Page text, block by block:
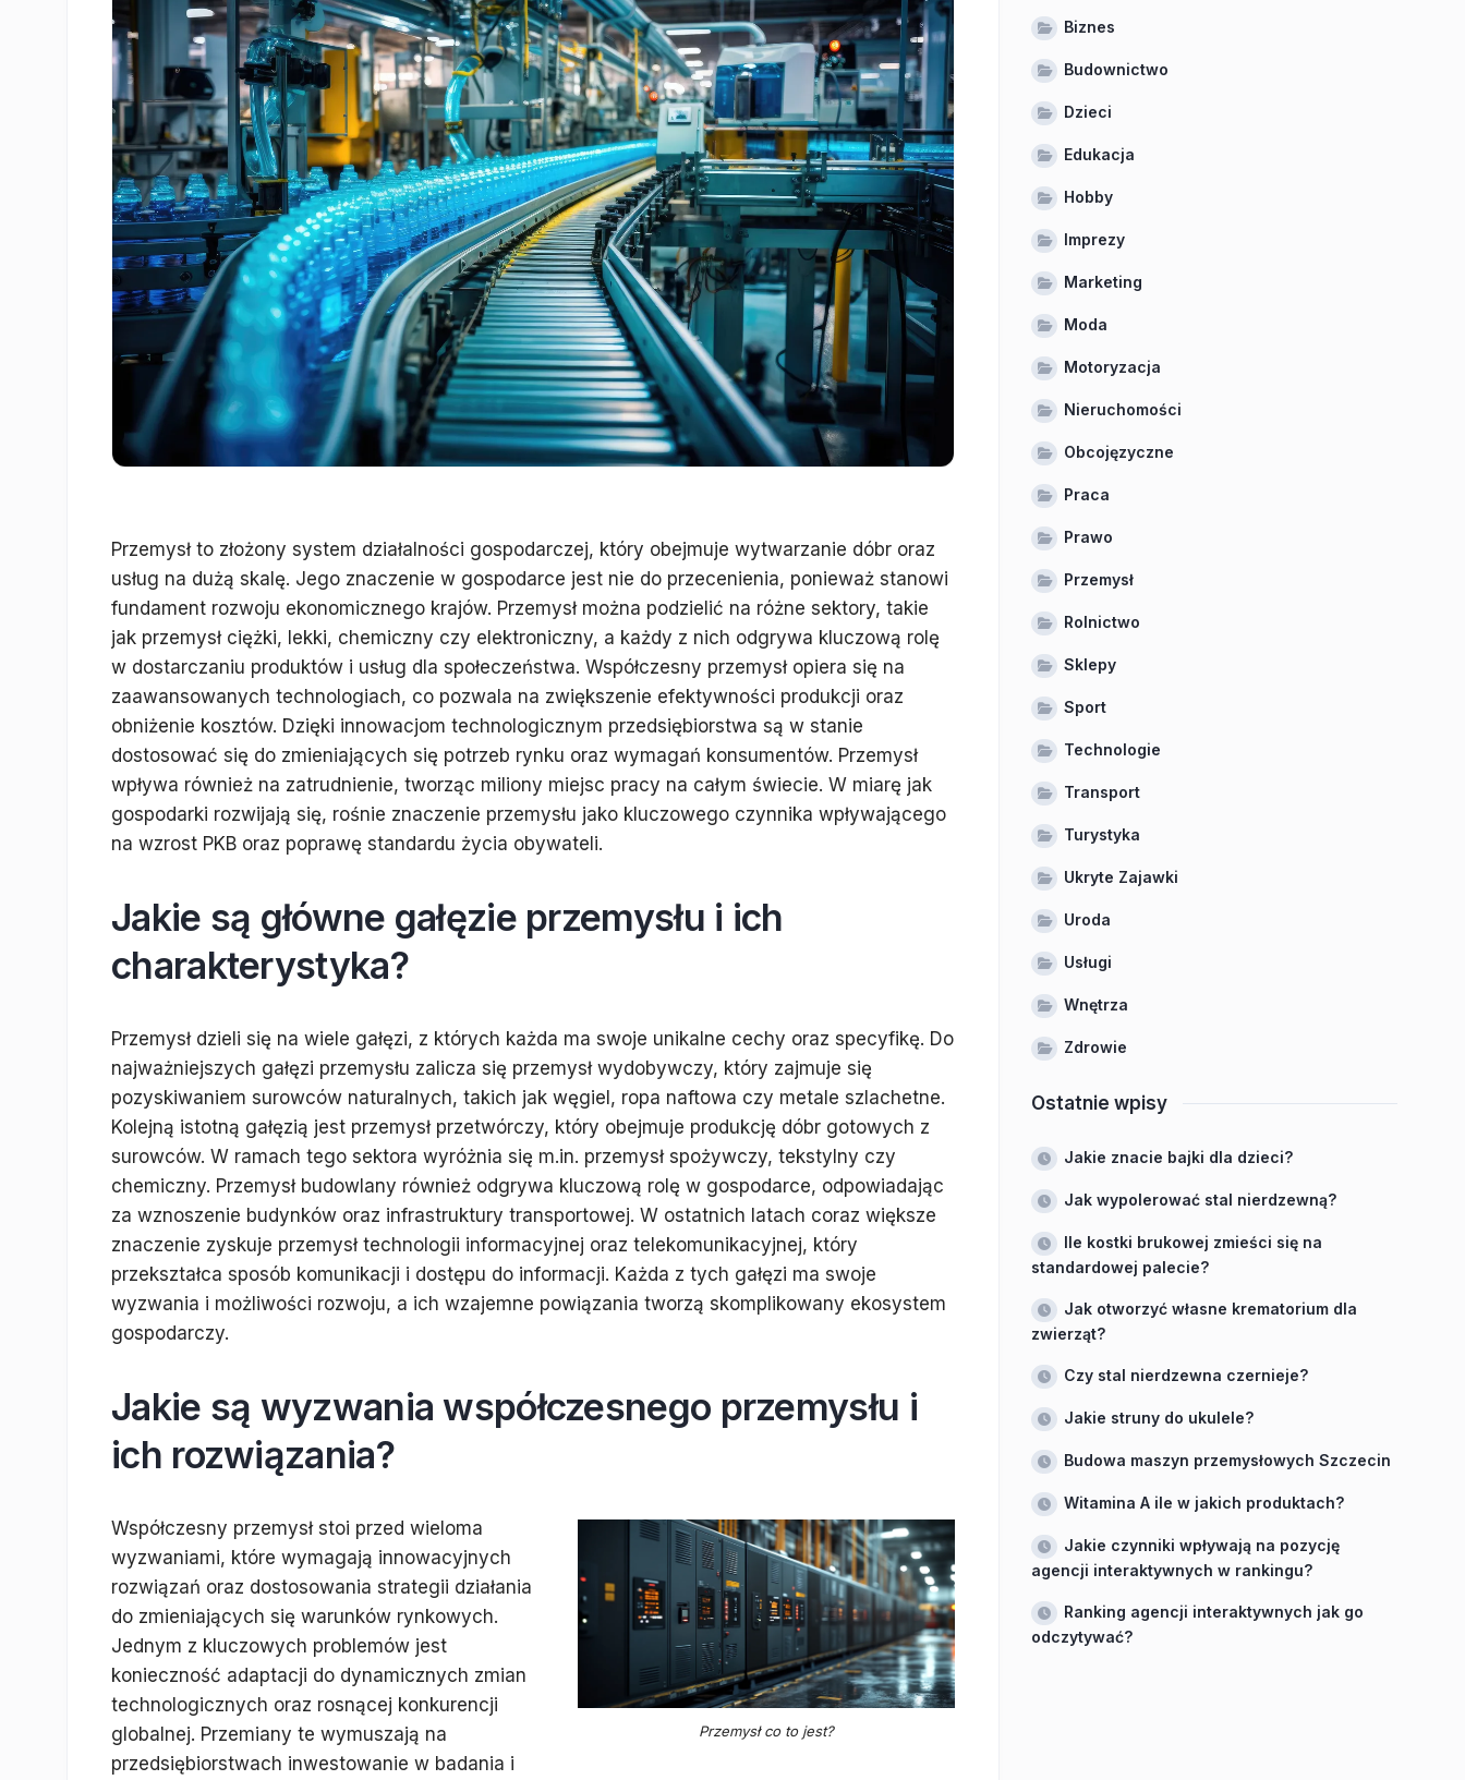
Przemysł to złożony system działalności gospodarczej, który obejmuje wytwarzanie dóbr oraz
usług na dużą skalę. Jego znaczenie w gospodarce jest nie do przecenienia, ponieważ stanowi
fundament rozwoju ekonomicznego krajów. Przemysł można podzielić na różne sektory, takie
jak przemysł ciężki, lekki, chemiczny czy elektroniczny, a każdy z nich odgrywa kluczową rolę
w dostarczaniu produktów i usług dla społeczeństwa. Współczesny przemysł opiera się na
zaawansowanych technologiach, co pozwala na zwiększenie efektywności produkcji oraz
obniżenie kosztów. Dzięki innowacjom technologicznym przedsiębiorstwa są w stanie
dostosować się do zmieniających się potrzeb rynku oraz wymagań konsumentów. Przemysł
wpływa również na zatrudnienie, tworząc miliony miejsc pracy na całym świecie. W miarę jak
gospodarki rozwijają się, rośnie znaczenie przemysłu jako kluczowego czynnika wpływającego
na wzrost PKB oraz poprawę standardu życia obywateli.
Jakie są główne gałęzie przemysłu i ich
charakterystyka?
Przemysł dzieli się na wiele gałęzi, z których każda ma swoje unikalne cechy oraz specyfikę. Do
najważniejszych gałęzi przemysłu zalicza się przemysł wydobywczy, który zajmuje się
pozyskiwaniem surowców naturalnych, takich jak węgiel, ropa naftowa czy metale szlachetne.
Kolejną istotną gałęzią jest przemysł przetwórczy, który obejmuje produkcję dóbr gotowych z
surowców. W ramach tego sektora wyróżnia się m.in. przemysł spożywczy, tekstylny czy
chemiczny. Przemysł budowlany również odgrywa kluczową rolę w gospodarce, odpowiadając
za wznoszenie budynków oraz infrastruktury transportowej. W ostatnich latach coraz większe
znaczenie zyskuje przemysł technologii informacyjnej oraz telekomunikacyjnej, który
przekształca sposób komunikacji i dostępu do informacji. Każda z tych gałęzi ma swoje
wyzwania i możliwości rozwoju, a ich wzajemne powiązania tworzą skomplikowany ekosystem
gospodarczy.
Jakie są wyzwania współczesnego przemysłu i
ich rozwiązania?
Przemysł co to jest?
Współczesny przemysł stoi przed wieloma
wyzwaniami, które wymagają innowacyjnych
rozwiązań oraz dostosowania strategii działania
do zmieniających się warunków rynkowych.
Jednym z kluczowych problemów jest
konieczność adaptacji do dynamicznych zmian
technologicznych oraz rosnącej konkurencji
globalnej. Przemiany te wymuszają na
przedsiębiorstwach inwestowanie w badania i
Biznes
Budownictwo
Dzieci
Edukacja
Hobby
Imprezy
Marketing
Moda
Motoryzacja
Nieruchomości
Obcojęzyczne
Praca
Prawo
Przemysł
Rolnictwo
Sklepy
Sport
Technologie
Transport
Turystyka
Ukryte Zajawki
Uroda
Usługi
Wnętrza
Zdrowie
Ostatnie wpisy
Jakie znacie bajki dla dzieci?
Jak wypolerować stal nierdzewną?
Ile kostki brukowej zmieści się na
standardowej palecie?
Jak otworzyć własne krematorium dla
zwierząt?
Czy stal nierdzewna czernieje?
Jakie struny do ukulele?
Budowa maszyn przemysłowych Szczecin
Witamina A ile w jakich produktach?
Jakie czynniki wpływają na pozycję
agencji interaktywnych w rankingu?
Ranking agencji interaktywnych jak go
odczytywać?